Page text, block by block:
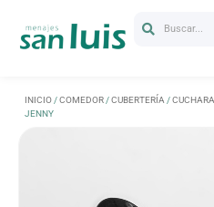
Buscar...
INICIO /COMEDOR /CUBERTERÍA /
JENNY